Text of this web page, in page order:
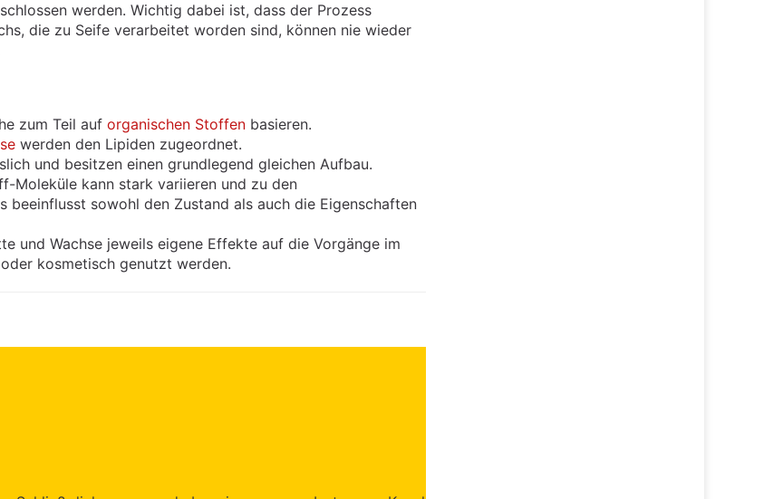
werden. Wichtig dabei ist, dass der Prozess
die zu Seife verarbeitet worden sind, können nie wieder
zum Teil auf organischen Stoffen basieren.
werden den Lipiden zugeordnet.
und besitzen einen grundlegend gleichen Aufbau.
Moleküle kann stark variieren und zu den
beeinflusst sowohl den Zustand als auch die Eigenschaften
und Wachse jeweils eigene Effekte auf die Vorgänge im
kosmetisch genutzt werden.